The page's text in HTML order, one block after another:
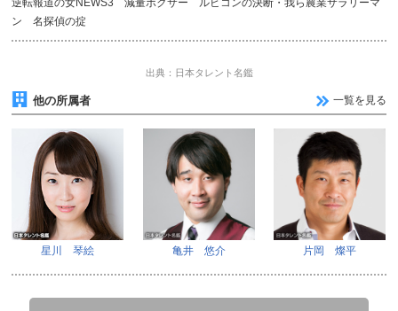
逆転報道の女NEWS3 減量ボクサー ルビコンの決断・我ら農業サラリーマ
ン 名探偵の掟
出典：日本タレント名鑑
他の所属者 一覧を見る
星川 琴絵 亀井 悠介 片岡 燦平